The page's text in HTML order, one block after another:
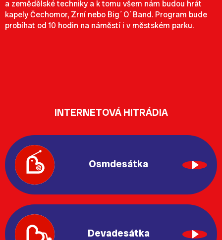
a zemědělské techniky a k tomu všem nám budou hrát
kapely Čechomor, Zrní nebo Big´O´Band. Program bude
probíhat od 10 hodin na náměstí i v městském parku.
INTERNETOVÁ HITRÁDIA
Osmdesátka
Devadesátka